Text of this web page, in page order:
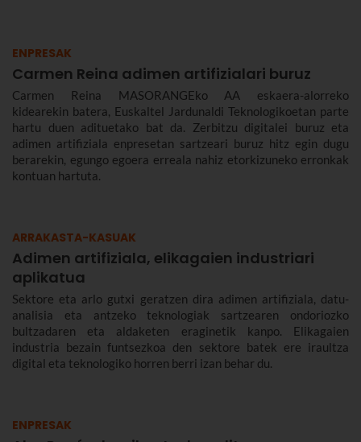
ENPRESAK
Carmen Reina adimen artifizialari buruz
Carmen Reina MASORANGEko AA eskaera-alorreko
kidearekin batera, Euskaltel Jardunaldi Teknologikoetan parte
hartu duen adituetako bat da. Zerbitzu digitalei buruz eta
adimen artifiziala enpresetan sartzeari buruz hitz egin dugu
berarekin, egungo egoera erreala nahiz etorkizuneko erronkak
kontuan hartuta.
ARRAKASTA-KASUAK
Adimen artifiziala, elikagaien industriari
aplikatua
Sektore eta arlo gutxi geratzen dira adimen artifiziala, datu-
analisia eta antzeko teknologiak sartzearen ondoriozko
bultzadaren eta aldaketen eraginetik kanpo. Elikagaien
industria bezain funtsezkoa den sektore batek ere iraultza
digital eta teknologiko horren berri izan behar du.
ENPRESAK